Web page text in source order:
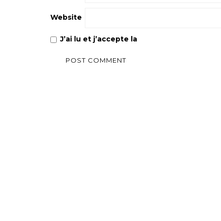
Website
J’ai lu et j’accepte la